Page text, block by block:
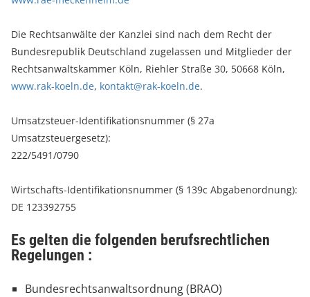
Die Rechtsanwälte der Kanzlei sind nach dem Recht der
Bundesrepublik Deutschland zugelassen und Mitglieder der
Rechtsanwaltskammer Köln, Riehler Straße 30, 50668 Köln,
www.rak-koeln.de, kontakt@rak-koeln.de.
Umsatzsteuer-Identifikationsnummer (§ 27a
Umsatzsteuergesetz):
222/5491/0790
Wirtschafts-Identifikationsnummer (§ 139c Abgabenordnung):
DE 123392755
Es gelten die folgenden berufsrechtlichen
Regelungen :
Bundesrechtsanwaltsordnung (BRAO)